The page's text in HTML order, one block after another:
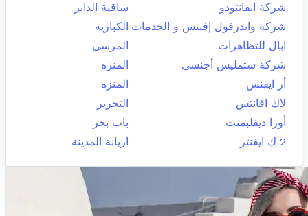
شركة ايفانتودو
ساقية الداير
شركة واندرفول إفنتس و الخدمات الكبارية
ابال للتظاهرات
المرسى
شركة ستمليس أجنسي
المنزه
أر ايفنس
المنزه
لاك افانتس
التحرير
أوزا ديفلبمنت
باب بحر
2 ك ايفنتز
اريانة المدينة